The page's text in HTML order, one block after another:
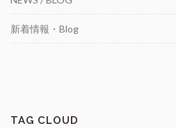
新着情報・Blog
TAG CLOUD